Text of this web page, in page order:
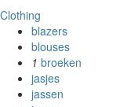
Clothing
blazers
blouses
1 broeken
jasjes
jassen